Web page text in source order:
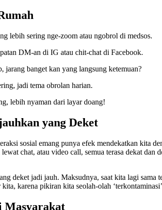
lebih sering nge-zoom atau ngobrol di medsos.
DM-an di IG atau chit-chat di Facebook.
banget kan yang langsung ketemuan?
jadi tema obrolan harian.
lebih nyaman dari layar doang!
yang Deket
sosial emang punya efek mendekatkan kita
chat, atau video call, semua terasa dekat
deket jadi jauh. Maksudnya, saat kita lagi
karena pikiran kita seolah-olah
Masyarakat